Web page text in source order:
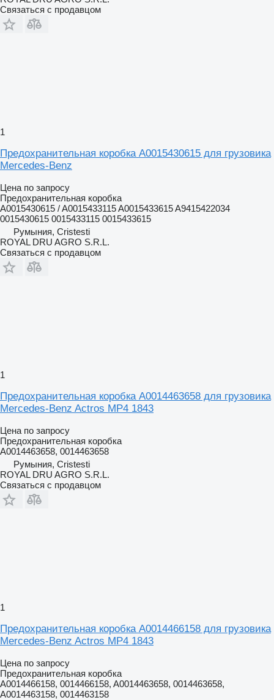
Связаться с продавцом
1
Предохранительная коробка A0015430615 для грузовика
Mercedes-Benz
Цена по запросу
Предохранительная коробка
A0015430615 / A0015433115 A0015433615 A9415422034
0015430615 0015433115 0015433615
Румыния, Cristesti
ROYAL DRU AGRO S.R.L.
Связаться с продавцом
1
Предохранительная коробка A0014463658 для грузовика
Mercedes-Benz Actros MP4 1843
Цена по запросу
Предохранительная коробка
A0014463658, 0014463658
Румыния, Cristesti
ROYAL DRU AGRO S.R.L.
Связаться с продавцом
1
Предохранительная коробка A0014466158 для грузовика
Mercedes-Benz Actros MP4 1843
Цена по запросу
Предохранительная коробка
A0014466158, 0014466158, A0014463658, 0014463658,
A0014463158, 0014463158